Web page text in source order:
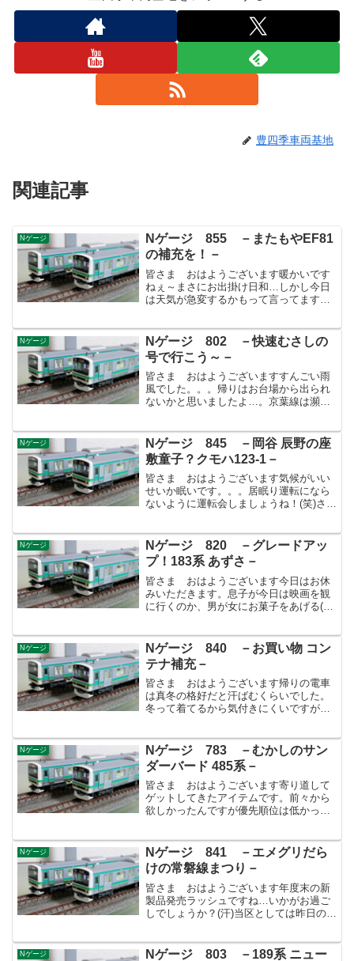
豊四季車両基地
関連記事
Nゲージ
Nゲージ 855 －またもやEF81
の補充を！－
皆さま おはようございます暖かいです
ねぇ～まさにお出掛け日和…しかし今日
は天気が急変するかもって言ってますか
したが、今日の診察でOKを貰えないと学
校に行けませんし外遊び...
Nゲージ
Nゲージ 802 －快速むさしの
号で行こう～－
皆さま おはようございますすんごい雨
風でした。。。帰りはお台場から出られ
ないかと思いましたよ…。京葉線は瀕死
きました。そして今日は北風が強く寒い
ですね！こんな日に限って...
Nゲージ
Nゲージ 845 －岡谷 辰野の座
敷童子？クモハ123-1－
皆さま おはようございます気候がいい
せいか眠いです。。。居眠り運転になら
ないように運転会しましょうね！(笑)さ
ハ123-1 ミニエコーです。以前、緑の旧
塗装が入線しま...
Nゲージ
Nゲージ 820 －グレードアッ
プ！183系 あずさ－
皆さま おはようございます今日はお休
みいただきます。息子が今日は映画を観
に行くのか、男が女にお菓子をあげる(ホ
でしょう…昔の私と一緒です。休みの日
こそ早く起きてや...
Nゲージ
Nゲージ 840 －お買い物 コン
テナ補充－
皆さま おはようございます帰りの電車
は真冬の格好だと汗ばむくらいでした。
冬って着てるから気付きにくいですが何
(汗)昨日は会社帰りにIMONに寄りまして
月末の新製品を購入...
Nゲージ
Nゲージ 783 －むかしのサン
ダーバード 485系－
皆さま おはようございます寄り道して
ゲットしてきたアイテムです。前々から
欲しかったんですが優先順位は低かった
徹底しています(ヤードの進入出など致し
方ないこともありますが...
Nゲージ
Nゲージ 841 －エメグリだら
けの常磐線まつり－
皆さま おはようございます年度末の新
製品発売ラッシュですね…いかがお過ご
しでしょうか？(汗)当区としては昨日のコ
待ち遠しいですね！既にKATO製が入線
Nゲージ
Nゲージ 803 －189系 ニュー